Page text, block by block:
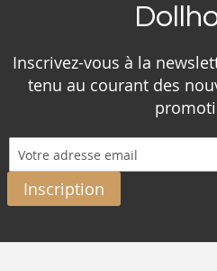
Inscrivez-vous à la
tenu au courant des
Inscription